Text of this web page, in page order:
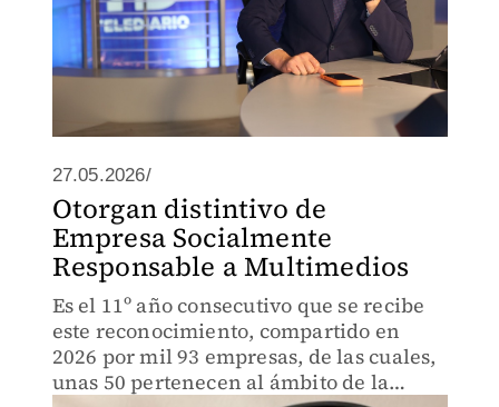
27.05.2026/
Otorgan distintivo de
Empresa Socialmente
Responsable a Multimedios
Es el 11º año consecutivo que se recibe
este reconocimiento, compartido en
2026 por mil 93 empresas, de las cuales,
unas 50 pertenecen al ámbito de la